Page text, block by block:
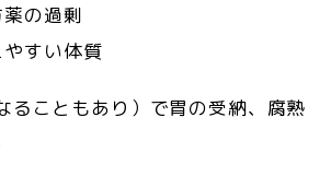
の過剰
すい体質
ることもあり）で胃の受納、腐熟